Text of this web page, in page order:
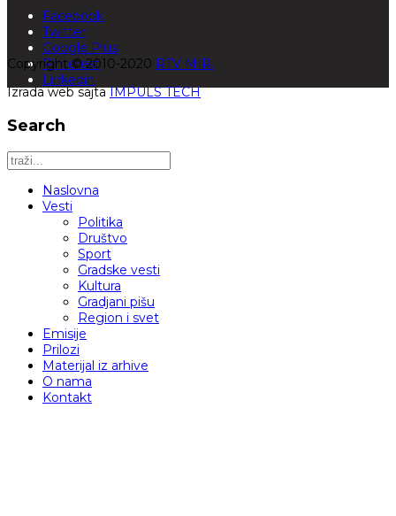
Facebook
Twitter
Google Plus
Pinterest
Linkedin
Copyright © 2010-2020 RTV MIR.
Izrada web sajtaIMPULS TECH
Search
Naslovna
Vesti
Politika
Društvo
Sport
Gradske vesti
Kultura
Gradjani pišu
Region i svet
Emisije
Prilozi
Materijal iz arhive
O nama
Kontakt